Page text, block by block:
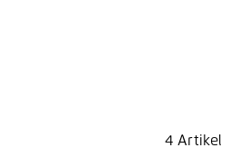
4 Artikel